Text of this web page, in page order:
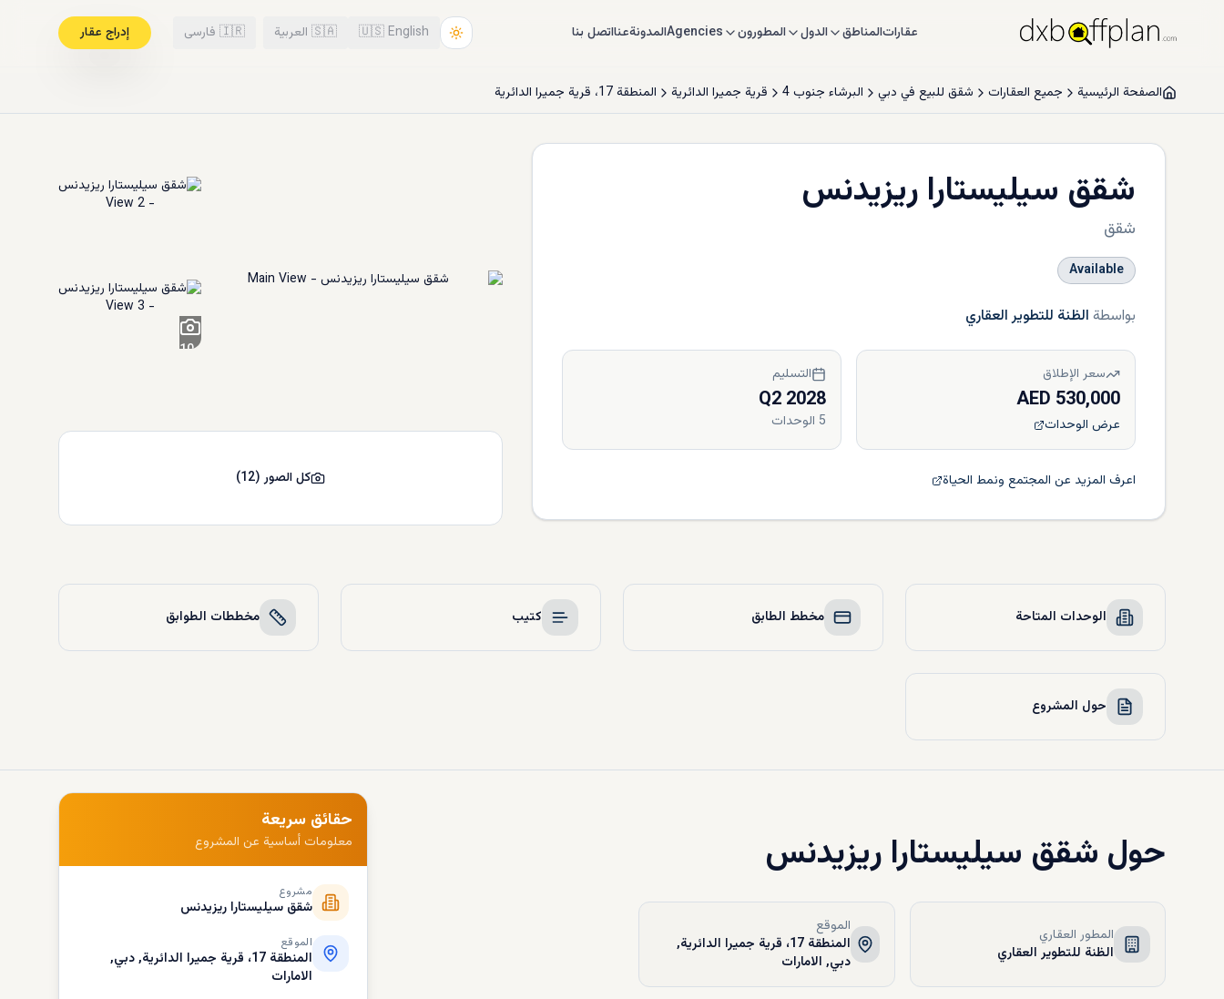
عقاراتالمناطق الدول المطورون Agenciesالمدونةعنااتصل بنا 🇺🇸 English
🇸🇦 العربية 🇮🇷 فارسی إدراج عقار
الصفحة الرئيسية جميع العقارات شقق للبيع في دبي البرشاء جنوب 4 قرية جميرا الدائرية المنطقة 17، قرية جميرا الدائرية
شقق سيليستارا ريزيدنس
شقق
Available
بواسطة الظنة للتطوير العقاري
سعر الإطلاق
530,000 AED
عرض الوحدات
التسليم
Q2 2028
5 الوحدات
اعرف المزيد عن المجتمع ونمط الحياة
+
10
كل الصور(
12
)
الوحدات المتاحة مخطط الطابق كتيب مخططات الطوابق
حول المشروع
حول شقق سيليستارا ريزيدنس
المطور العقاري
الظنة للتطوير العقاري
الموقع
المنطقة 17، قرية جميرا الدائرية,
دبي, الامارات
حقائق سريعة
معلومات أساسية عن المشروع
مشروع
شقق سيليستارا ريزيدنس
الموقع
المنطقة 17، قرية جميرا الدائرية, دبي,
الامارات